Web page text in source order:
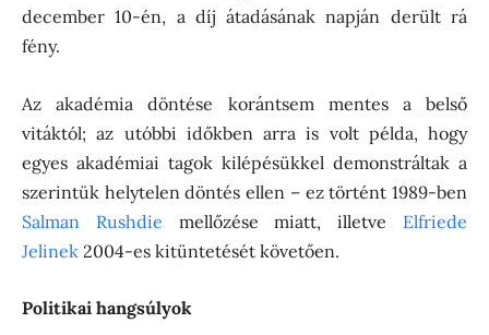
december 10-én, a díj átadásának napján derült rá
fény.
Az akadémia döntése korántsem mentes a belső
vitáktól; az utóbbi időkben arra is volt példa, hogy
egyes akadémiai tagok kilépésükkel demonstráltak a
szerintük helytelen döntés ellen – ez történt 1989-ben
Salman Rushdie mellőzése miatt, illetve Elfriede
Jelinek 2004-es kitüntetését követően.
Politikai hangsúlyok